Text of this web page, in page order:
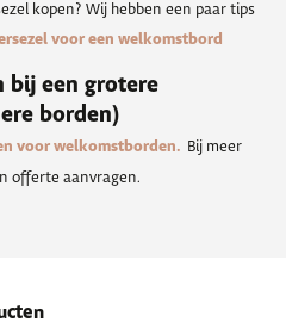
kopen? Wij hebben een paar tips
voor een welkomstbord
bij een grotere
borden)
voor welkomstborden. Bij meer
offerte aanvragen.